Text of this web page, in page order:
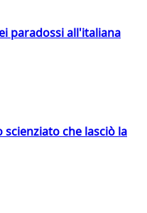
paradossi all'italiana
scienziato che lasciò la